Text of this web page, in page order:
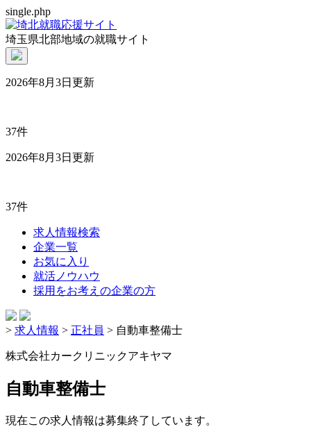
single.php
埼玉県北部地域の就職サイト
2026年8月3日更新
37件
2026年8月3日更新
37件
求人情報検索
企業一覧
お気に入り
就活ノウハウ
採用をお考えの企業の方
> 求人情報 > 正社員 > 自動車整備士
株式会社カークリニックアキヤマ
自動車整備士
現在この求人情報は募集終了しています。